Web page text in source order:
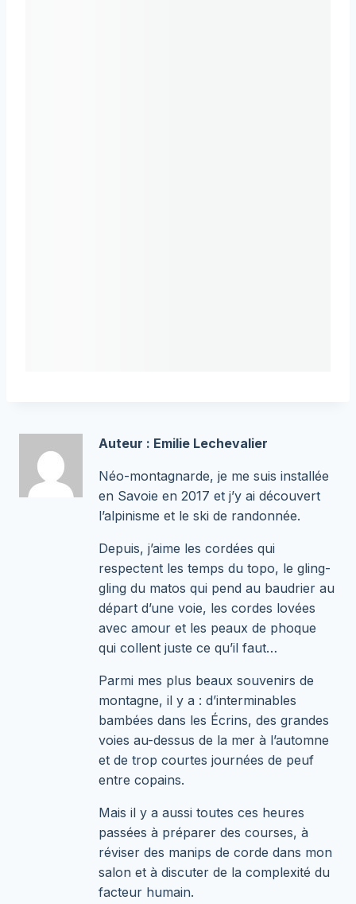
Auteur : Emilie Lechevalier
Néo-montagnarde, je me suis installée
en Savoie en 2017 et j’y ai découvert
l’alpinisme et le ski de randonnée.
Depuis, j’aime les cordées qui
respectent les temps du topo, le gling-
gling du matos qui pend au baudrier au
départ d’une voie, les cordes lovées
avec amour et les peaux de phoque
qui collent juste ce qu’il faut…
Parmi mes plus beaux souvenirs de
montagne, il y a : d’interminables
bambées dans les Écrins, des grandes
voies au-dessus de la mer à l’automne
et de trop courtes journées de peuf
entre copains.
Mais il y a aussi toutes ces heures
passées à préparer des courses, à
réviser des manips de corde dans mon
salon et à discuter de la complexité du
facteur humain.